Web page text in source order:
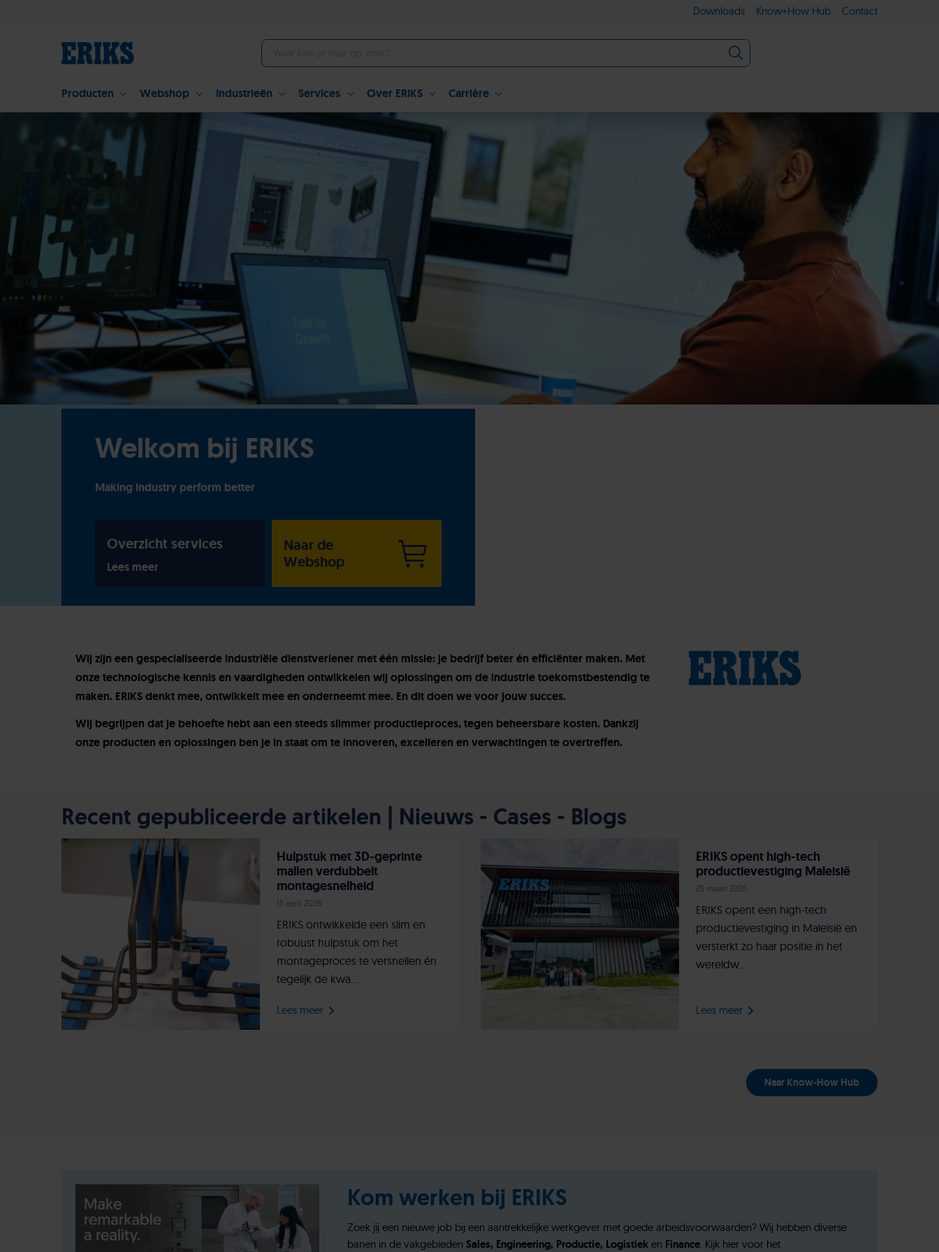
Producten Webshop Industrieën Services Over ERIKS Carrière
Downloads Know+How Hub Contact
Welkom bij ERIKS
Making industry perform better
Overzicht services
Lees meer
Naar de
Webshop
Wij zijn een gespecialiseerde industriële dienstverlener met één missie: je bedrijf beter én efficiënter maken. Met
onze technologische kennis en vaardigheden ontwikkelen wij oplossingen om de industrie toekomstbestendig te
maken. ERIKS denkt mee, ontwikkelt mee en onderneemt mee. En dit doen we voor jouw succes.
Wij begrijpen dat je behoefte hebt aan een steeds slimmer productieproces, tegen beheersbare kosten. Dankzij
onze producten en oplossingen ben je in staat om te innoveren, excelleren en verwachtingen te overtreffen.
Recent gepubliceerde artikelen | Nieuws - Cases - Blogs
Hulpstuk met 3D-geprinte
mallen verdubbelt
montagesnelheid
15 april 2026
ERIKS ontwikkelde een slim en
robuust hulpstuk om het
montageproces te versnellen én
tegelijk de kwa...
Lees meer
ERIKS opent high-tech
productievestiging Maleisië
25 maart 2026
ERIKS opent een high-tech
productievestiging in Maleisië en
versterkt zo haar positie in het
wereldw...
Lees meer
Naar Know-How Hub
Kom werken bij ERIKS
Zoek jij een nieuwe job bij een aantrekkelijke werkgever met goede arbeidsvoorwaarden? Wij hebben diverse
banen in de vakgebieden Sales, Engineering, Productie, Logistiek en Finance. Kijk hier voor het